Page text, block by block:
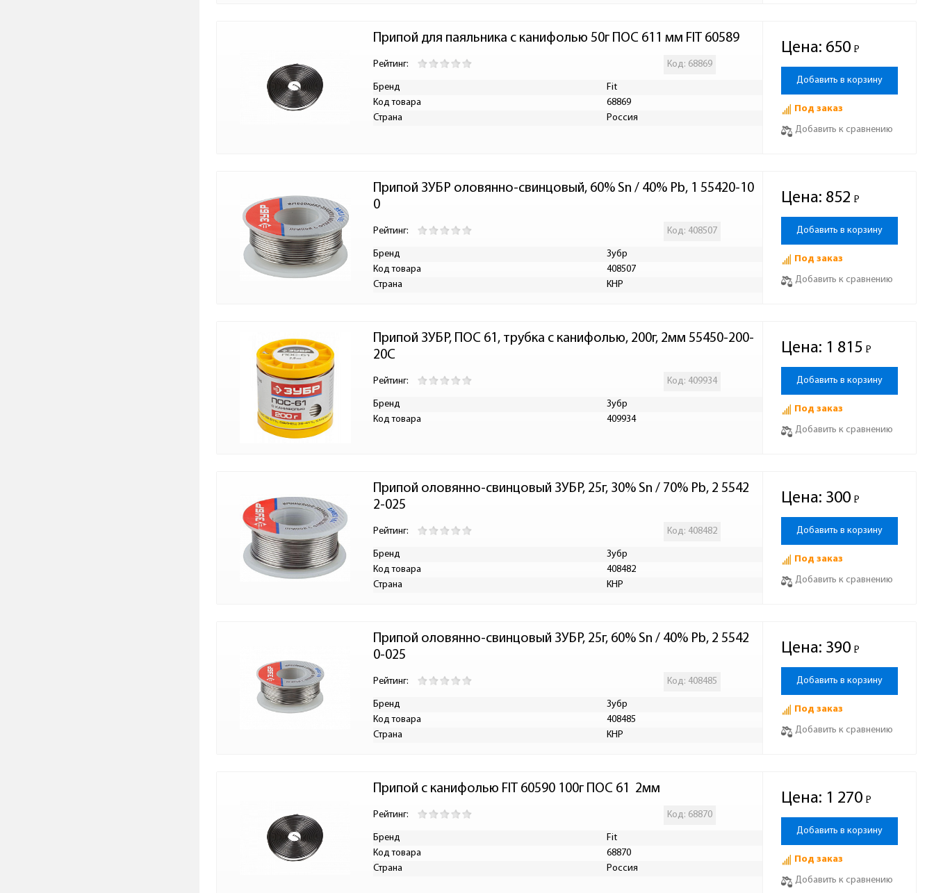
Припой для паяльника с канифолью 50г ПОС 611 мм FIT 60589
Рейтинг: Код: 68869
Бренд
Fit
Код товара
68869
Страна
Россия
Цена: 650 Р
-
Добавить в корзину
Под заказ
Добавить к сравнению
Припой ЗУБР оловянно-свинцовый, 60% Sn / 40% Pb, 1 55420-10
0
Рейтинг: Код: 408507
Бренд
Зубр
Код товара
408507
Страна
КНР
Цена: 852 Р
-
Добавить в корзину
Под заказ
Добавить к сравнению
Припой ЗУБР, ПОС 61, трубка с канифолью, 200г, 2мм 55450-200-
20C
Рейтинг: Код: 409934
Бренд
Зубр
Код товара
409934
Цена: 1 815 Р
-
Добавить в корзину
Под заказ
Добавить к сравнению
Припой оловянно-свинцовый ЗУБР, 25г, 30% Sn / 70% Pb, 2 5542
2-025
Рейтинг: Код: 408482
Бренд
Зубр
Код товара
408482
Страна
КНР
Цена: 300 Р
-
Добавить в корзину
Под заказ
Добавить к сравнению
Припой оловянно-свинцовый ЗУБР, 25г, 60% Sn / 40% Pb, 2 5542
0-025
Рейтинг: Код: 408485
Бренд
Зубр
Код товара
408485
Страна
КНР
Цена: 390 Р
-
Добавить в корзину
Под заказ
Добавить к сравнению
Припой с канифолью FIT 60590 100г ПОС 61  2мм
Рейтинг: Код: 68870
Бренд
Fit
Код товара
68870
Страна
Россия
Цена: 1 270 Р
-
Добавить в корзину
Под заказ
Добавить к сравнению